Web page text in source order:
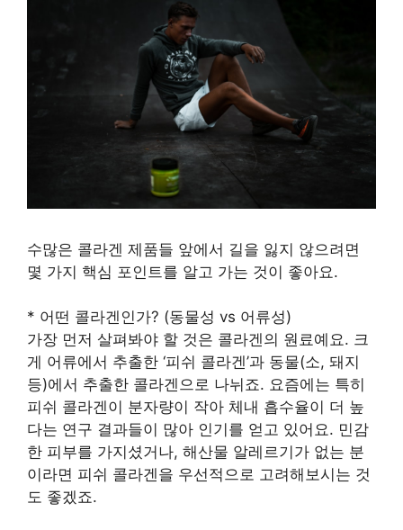
수많은 콜라겐 제품들 앞에서 길을 잃지 않으려면
몇 가지 핵심 포인트를 알고 가는 것이 좋아요.
* 어떤 콜라겐인가? (동물성 vs 어류성)
가장 먼저 살펴봐야 할 것은 콜라겐의 원료예요. 크
게 어류에서 추출한 ‘피쉬 콜라겐’과 동물(소, 돼지
등)에서 추출한 콜라겐으로 나뉘죠. 요즘에는 특히
피쉬 콜라겐이 분자량이 작아 체내 흡수율이 더 높
다는 연구 결과들이 많아 인기를 얻고 있어요. 민감
한 피부를 가지셨거나, 해산물 알레르기가 없는 분
이라면 피쉬 콜라겐을 우선적으로 고려해보시는 것
도 좋겠죠.